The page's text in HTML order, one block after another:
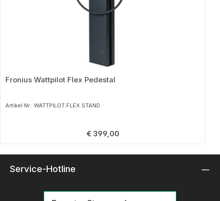
Fronius Wattpilot Flex Pedestal
Artikel Nr.: WATTPILOT.FLEX.STAND
Regulärer Preis:
€ 399,00
Service-Hotline